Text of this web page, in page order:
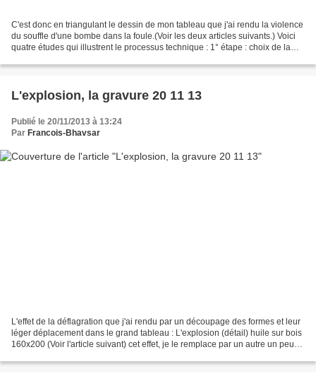
C'est donc en triangulant le dessin de mon tableau que j'ai rendu la violence
du souffle d'une bombe dans la foule.(Voir les deux articles suivants.) Voici
quatre études qui illustrent le processus technique : 1° étape : choix de la
L'explosion, la gravure 20 11 13
Publié le 20/11/2013 à 13:24
Par Francois-Bhavsar
L'effet de la déflagration que j'ai rendu par un découpage des formes et leur
léger déplacement dans le grand tableau : L'explosion (détail) huile sur bois
160x200 (Voir l'article suivant) cet effet, je le remplace par un autre un peu